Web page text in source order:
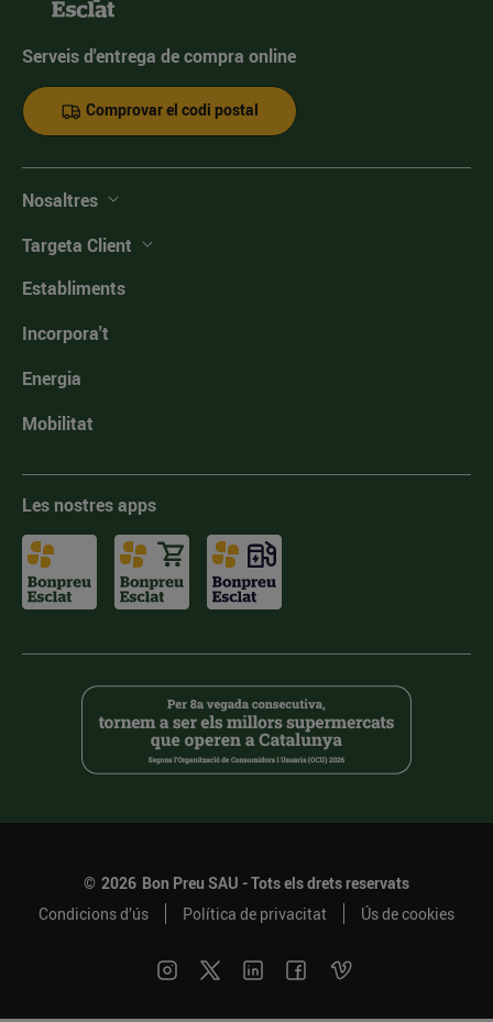
Serveis d'entrega de compra online
Comprovar el codi postal
Nosaltres
Targeta Client
Establiments
Incorpora't
Energia
Mobilitat
Les nostres apps
© 2026 Bon Preu SAU - Tots els drets reservats
Condicions d’ús
Política de privacitat Ús de cookies